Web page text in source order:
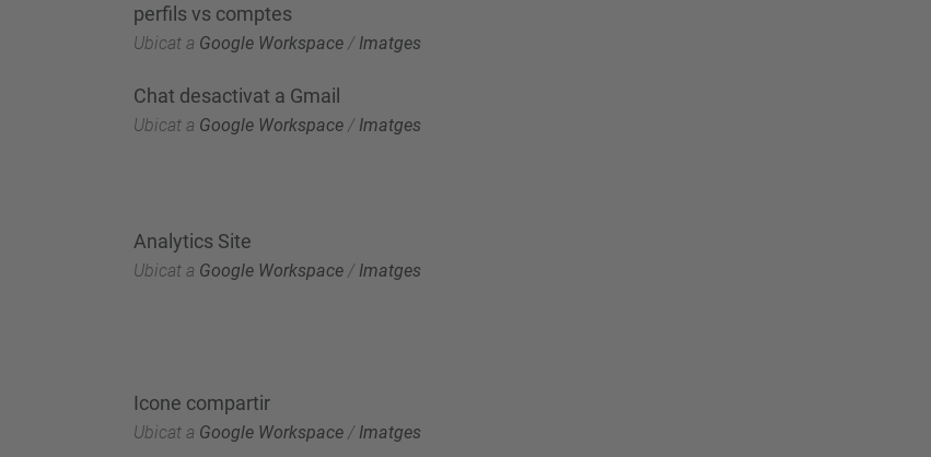
perfils vs comptes
Ubicat a Google Workspace / Imatges
Chat desactivat a Gmail
Ubicat a Google Workspace / Imatges
Analytics Site
Ubicat a Google Workspace / Imatges
Icone compartir
Ubicat a Google Workspace / Imatges